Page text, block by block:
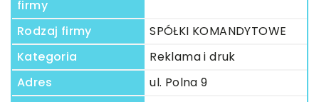
firmy
Rodzaj firmy
SPÓŁKI KOMANDYTOWE
Kategoria
Reklama i druk
Adres
ul. Polna 9